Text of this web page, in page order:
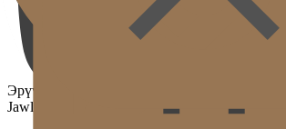
Эрүүний шугам
Jawline